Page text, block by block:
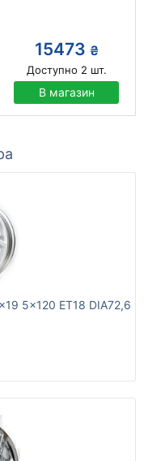
15473 ₴
Доступно 2 шт.
В магазин
5x120 ET18 DIA72,6